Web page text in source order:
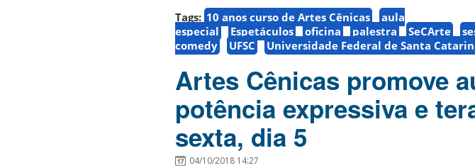
Tags: 10 anos curso de Artes Cênicas
aula
especial
Espetáculos oficina palestra SeCArte
comedy
UFSC Universidade Federal de Santa
Artes Cênicas promove
potência expressiva e
sexta, dia 5
04/10/2018 14:27